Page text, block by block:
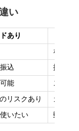
い
あり
なし
込 振込・
能 スマホ
リスクあり カード
いたい 郵送物